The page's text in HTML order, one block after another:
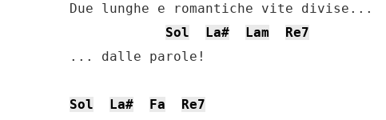
Due lunghe e romantiche vite divise...
Sol
La# Lam
Re7
... dalle parole!
Sol La# Fa
Re7